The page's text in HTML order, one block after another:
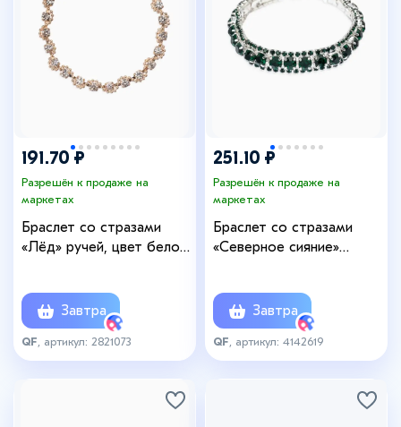
191.70 ₽
Разрешён к продаже на
маркетах
Браслет со стразами
«Лёд» ручей, цвет белое
Завтра
QF , артикул: 2821073
251.10 ₽
Разрешён к продаже на
маркетах
Браслет со стразами
«Северное сияние»
Завтра
QF , артикул: 4142619